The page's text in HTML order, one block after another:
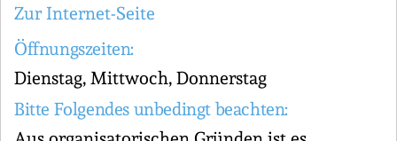
Zur Internet-Seite
Öffnungszeiten:
Dienstag, Mittwoch, Donnerstag
Bitte Folgendes unbedingt beachten: